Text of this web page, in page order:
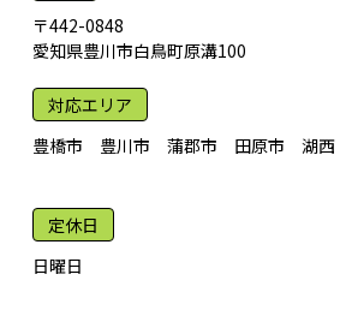
〒442-0848
愛知県豊川市白鳥町原溝100
対応エリア
豊橋市 豊川市 蒲郡市 田原市 湖西
定休日
日曜日